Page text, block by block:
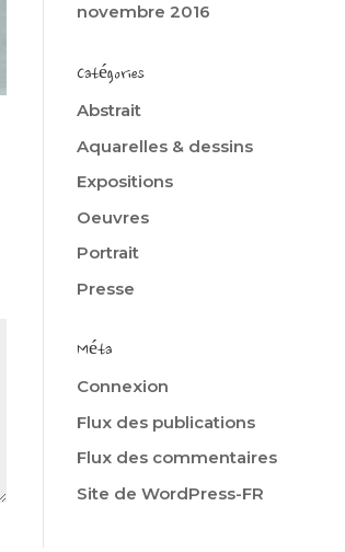
novembre 2016
Catégories
Abstrait
Aquarelles & dessins
Expositions
Oeuvres
Portrait
Presse
Méta
Connexion
Flux des publications
Flux des commentaires
Site de WordPress-FR